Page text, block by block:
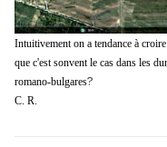
Intuitivement on a tendance à
que c'est sonvent le cas dans les
romano-bulgares?
C. R.